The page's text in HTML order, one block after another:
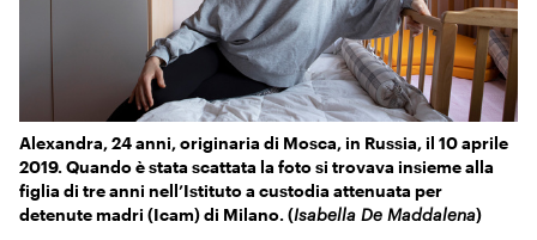
Alexandra, 24 anni, originaria di Mosca, in Russia, il 10 aprile
2019. Quando è stata scattata la foto si trovava insieme alla
figlia di tre anni nell’Istituto a custodia attenuata per
detenute madri (Icam) di Milano. (Isabella De Maddalena)